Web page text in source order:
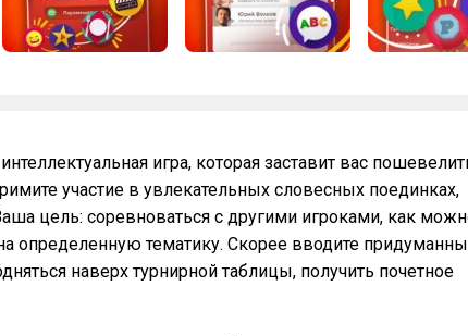
игра, которая заставит вас
участие в увлекательных словесных поединках,
цель: соревноваться с другими игроками, как
определенную тематику. Скорее вводите
наверх турнирной таблицы, получить почетное